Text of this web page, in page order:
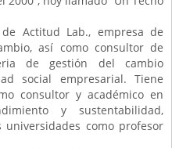
Actitud Lab., empresa de
así como consultor de
de gestión del cambio
social empresarial. Tiene
consultor y académico en
y sustentabilidad,
como profesor